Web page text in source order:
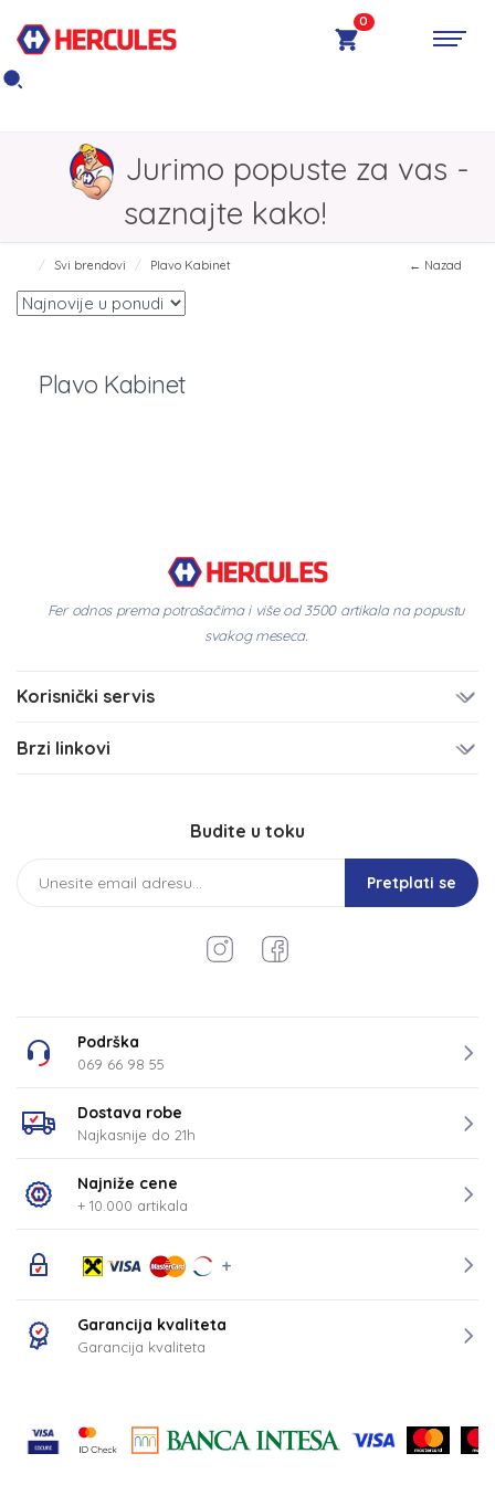
0
Jurimo popuste za vas -
saznajte kako!
Svi brendovi Plavo Kabinet ← Nazad
Plavo Kabinet
Fer odnos prema potrošačima i više od 3500 artikala na popustu
svakog meseca.
Korisnički servis
Brzi linkovi
Budite u toku
Pretplati se
Podrška
069 66 98 55
Dostava robe
Najkasnije do 21h
Najniže cene
+ 10.000 artikala
Garancija kvaliteta
Garancija kvaliteta